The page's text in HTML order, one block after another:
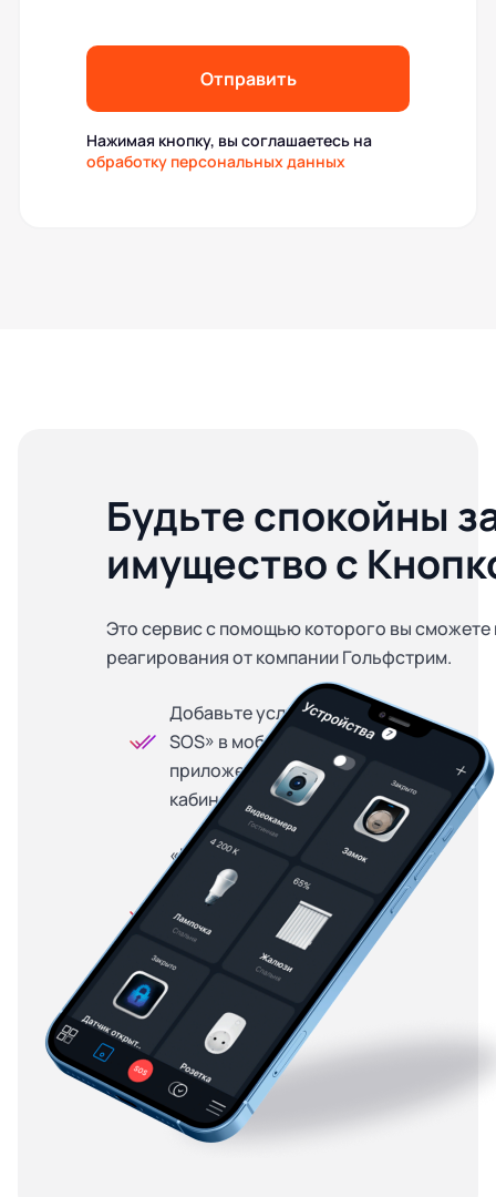
Отправить
Нажимая кнопку, вы соглашаетесь на
обработку персональных данных
Будьте спокойны
имущество с
Это сервис с помощью которого вы сможете
реагирования от компании Гольфстрим.
Добавьте услугу «Кнопка
SOS» в мобильном
приложении или личном
кабинете
«Кнопка SOS» доступна
на особых условиях для
абонентов, купивших
оборудование в
рассрочку — от 299